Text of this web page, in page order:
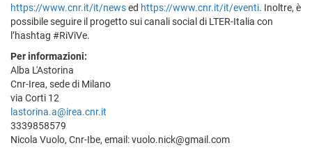
https://www.cnr.it/it/newsed https://www.cnr.it/it/eventi. Inoltre, è
possibile seguire il progetto sui canali social di LTER-Italia con
l’hashtag #RiViVe.
Per informazioni:
Alba L'Astorina
Cnr-Irea, sede di Milano
via Corti 12
lastorina.a@irea.cnr.it
3339858579
Nicola Vuolo, Cnr-Ibe, email: vuolo.nick@gmail.com